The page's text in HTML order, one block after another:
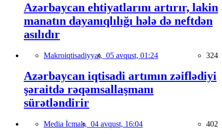
Azərbaycan ehtiyatlarını artırır, lakin
manatın dayanıqlılığı hələ də neftdən
asılıdır
Makroiqtisadiyyat, 05 avqust, 01:24 324
Azərbaycan iqtisadi artımın zəiflədiyi
şəraitdə rəqəmsallaşmanı
sürətləndirir
Media İcmalı, 04 avqust, 16:04 402